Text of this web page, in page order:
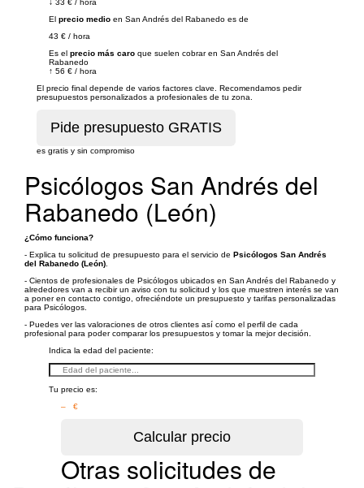
↓ 33 € / hora
El precio medio en San Andrés del Rabanedo es de
43 € / hora
Es el precio más caro que suelen cobrar en San Andrés del
Rabanedo
↑ 56 € / hora
El precio final depende de varios factores clave. Recomendamos pedir
presupuestos personalizados a profesionales de tu zona.
es gratis y sin compromiso
Psicólogos San Andrés del
Rabanedo (León)
¿Cómo funciona?
- Explica tu solicitud de presupuesto para el servicio de Psicólogos San Andrés
del Rabanedo (León)
- Cientos de profesionales de Psicólogos ubicados en San Andrés del Rabanedo y
alrededores van a recibir un aviso con tu solicitud y los que muestren interés se van
a poner en contacto contigo, ofreciéndote un presupuesto y tarifas personalizadas
para Psicólogos.
- Puedes ver las valoraciones de otros clientes así como el perfil de cada
profesional para poder comparar los presupuestos y tomar la mejor decisión.
Indica la edad del paciente:
Tu precio es:
– €
Otras solicitudes de